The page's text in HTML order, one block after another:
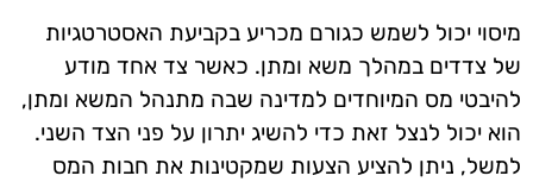
מיסוי יכול לשמש כגורם מכריע בקביעת האסטרטגיות
של צדדים במהלך משא ומתן. כאשר צד אחד מודע
להיבטי מס המיוחדים למדינה שבה מתנהל המשא ומתן,
הוא יכול לנצל זאת כדי להשיג יתרון על פני הצד השני.
למשל, ניתן להציע הצעות שמקטינות את חבות המס